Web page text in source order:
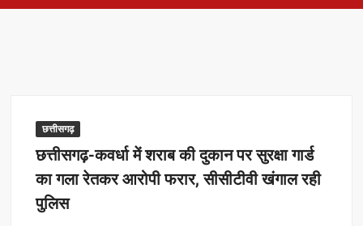
छत्तीसगढ़
छत्तीसगढ़-कवर्धा में शराब की दुकान पर सुरक्षा गार्ड
का गला रेतकर आरोपी फरार, सीसीटीवी खंगाल रही
पुलिस